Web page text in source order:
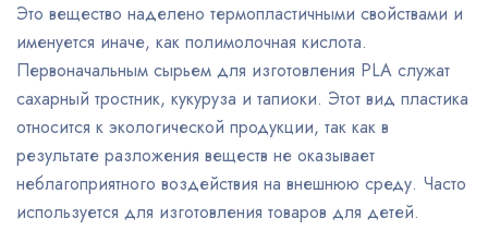
Это вещество наделено термопластичными свойствами и
именуется иначе, как полимолочная кислота.
Первоначальным сырьем для изготовления PLA служат
сахарный тростник, кукуруза и тапиоки. Этот вид пластика
относится к экологической продукции, так как в
результате разложения веществ не оказывает
неблагоприятного воздействия на внешнюю среду. Часто
используется для изготовления товаров для детей.